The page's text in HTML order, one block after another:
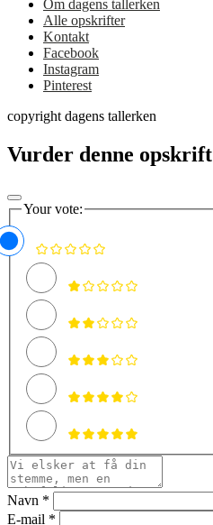
Om dagens tallerken
Alle opskrifter
Kontakt
Facebook
Instagram
Pinterest
copyright dagens tallerken
Vurder denne opskrift
Your vote:
Navn *
E-mail *